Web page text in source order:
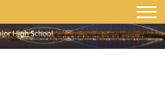
網站導覽